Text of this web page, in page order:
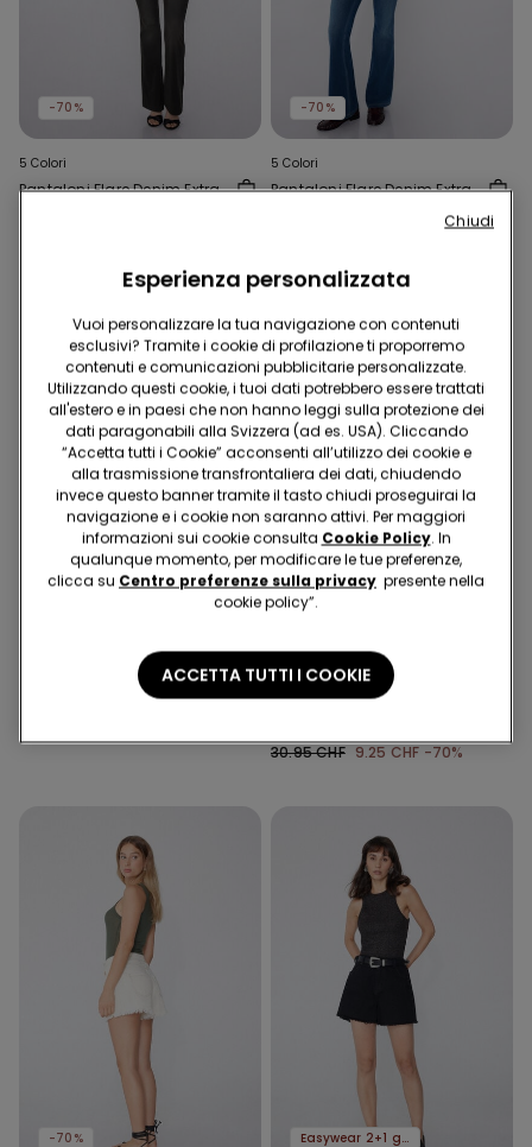
-70%
5 Colori
Pantaloni Flare Denim Extra
-70%
5 Colori
Pantaloni Flare Denim Extra
Leggings Soft Flex Denim
4 Colori
Jeggings Vita Alta Effetto
30.95 CHF 9.25 CHF -70%
-70% Easywear 2+1 gratis
Esperienza personalizzata
Vuoi personalizzare la tua navigazione con contenuti
esclusivi? Tramite i cookie di profilazione ti proporremo
contenuti e comunicazioni pubblicitarie personalizzate.
Utilizzando questi cookie, i tuoi dati potrebbero essere trattati
all'estero e in paesi che non hanno leggi sulla protezione dei
dati paragonabili alla Svizzera (ad es. USA). Cliccando
“Accetta tutti i Cookie” acconsenti all’utilizzo dei cookie e
alla trasmissione transfrontaliera dei dati, chiudendo
invece questo banner tramite il tasto chiudi proseguirai la
navigazione e i cookie non saranno attivi. Per maggiori
informazioni sui cookie consulta Cookie Policy. In
qualunque momento, per modificare le tue preferenze,
clicca su Centro preferenze sulla privacy presente nella
cookie policy”.
ACCETTA TUTTI I COOKIE
Chiudi